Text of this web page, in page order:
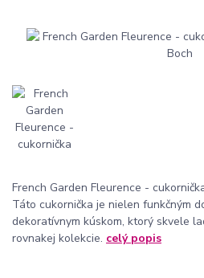
French Garden Fleurence -
Táto cukornička je nielen funkčným
dekoratívnym kúskom, ktorý skvele
rovnakej kolekcie. celý popis